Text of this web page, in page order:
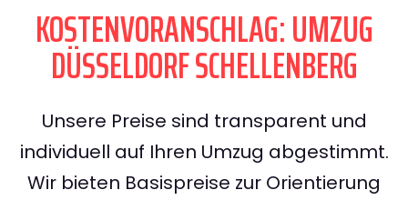
KOSTENVORANSCHLAG: UMZUG
DÜSSELDORF SCHELLENBERG
Unsere Preise sind transparent und
individuell auf Ihren Umzug abgestimmt.
Wir bieten Basispreise zur Orientierung